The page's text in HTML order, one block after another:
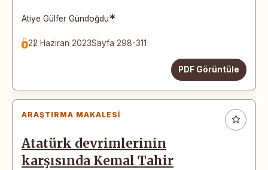
Atiye Gülfer Gündoğdu*
22 Haziran 2023Sayfa 298-311
PDF Görüntüle
ARAŞTIRMA MAKALESI
Atatürk devrimlerinin
karşısında Kemal Tahir